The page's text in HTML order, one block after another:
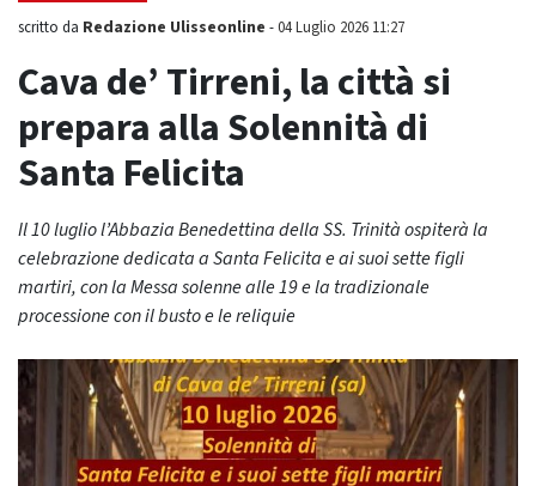
scritto da Redazione Ulisseonline -04 Luglio 2026 11:27
Cava de’ Tirreni, la città si
prepara alla Solennità di
Santa Felicita
Il 10 luglio l’Abbazia Benedettina della SS. Trinità ospiterà la
celebrazione dedicata a Santa Felicita e ai suoi sette figli
martiri, con la Messa solenne alle 19 e la tradizionale
processione con il busto e le reliquie